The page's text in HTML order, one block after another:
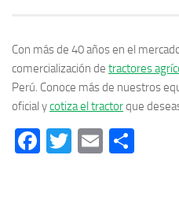
Con más de 40 años en el
comercialización de tractores
Perú. Conoce más de nuestros
oficial ycotiza el tractorque
Facebook
Twitter
Email